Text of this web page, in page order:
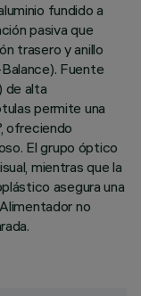
fundido a
pasiva que
trasero y anillo
Fuente
de alta
permite una
ofreciendo
El grupo óptico
mientras que la
asegura una
no